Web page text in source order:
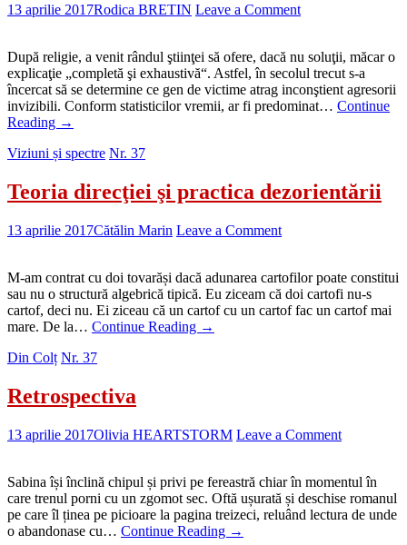
13 aprilie 2017Rodica BRETIN Leave a Comment
După religie, a venit rândul ştiinţei să ofere, dacă nu soluţii, măcar o
explicaţie „completă şi exhaustivă“. Astfel, în secolul trecut s-a
încercat să se determine ce gen de victime atrag inconştient agresorii
invizibili. Conform statisticilor vremii, ar fi predominat… Continue
Reading →
Viziuni și spectre Nr. 37
Teoria direcţiei şi practica dezorientării
13 aprilie 2017Cătălin Marin Leave a Comment
M-am contrat cu doi tovarăși dacă adunarea cartofilor poate constitui
sau nu o structură algebrică tipică. Eu ziceam că doi cartofi nu-s
cartof, deci nu. Ei ziceau că un cartof cu un cartof fac un cartof mai
mare. De la… Continue Reading →
Din Colț Nr. 37
Retrospectiva
13 aprilie 2017Olivia HEARTSTORM Leave a Comment
Sabina își înclină chipul și privi pe fereastră chiar în momentul în
care trenul porni cu un zgomot sec. Oftă ușurată și deschise romanul
pe care îl ținea pe picioare la pagina treizeci, reluând lectura de unde
o abandonase cu… Continue Reading →